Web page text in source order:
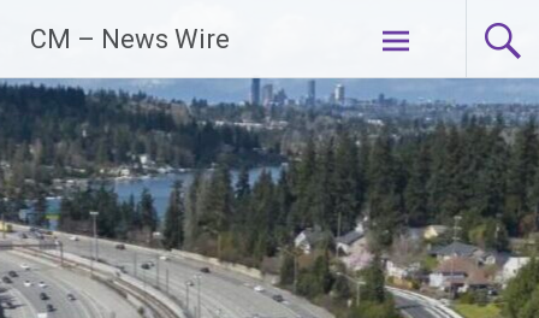
Inhalt
springen
CM – News Wire